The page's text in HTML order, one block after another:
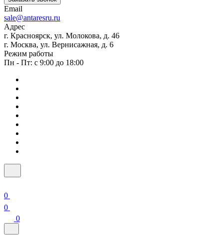
Email
sale@antaresru.ru
Адрес
г. Красноярск, ул. Молокова, д. 46
г. Москва, ул. Вернисажная, д. 6
Режим работы
Пн - Пт: с 9:00 до 18:00
0
0
0